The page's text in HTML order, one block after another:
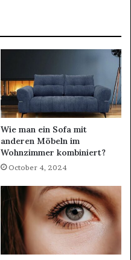
Wie man ein Sofa mit
anderen Möbeln im
Wohnzimmer kombiniert?
October 4, 2024